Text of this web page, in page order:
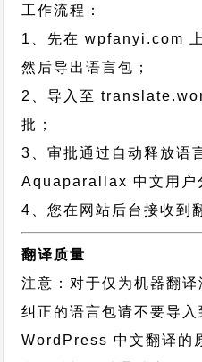
工作流程：
1、先在 wpfanyi.com
然后导出语言包；
2、导入至
批；
3、审批通过自动释放语
Aquaparallax 中文用户
4、您在网站后台接收到
翻译质量
注意：对于仅为机器翻
纠正的语言包请不要导入
WordPress 中文翻译的